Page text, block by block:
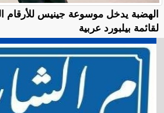
الهضبة يدخل موسوعة جينيس للأرقام
لقائمة بيلبورد عربية